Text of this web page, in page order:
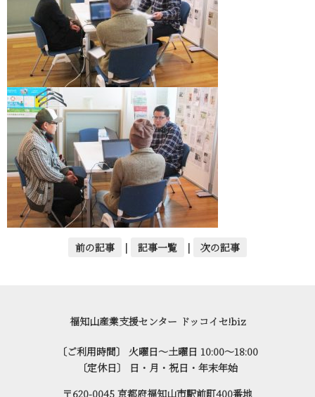
前の記事 | 記事一覧 | 次の記事
福知山産業支援センター ドッコイセ!biz
〔ご利用時間〕 火曜日～土曜日 10:00～18:00
〔定休日〕 日・月・祝日・年末年始
〒620-0045 京都府福知山市駅前町400番地